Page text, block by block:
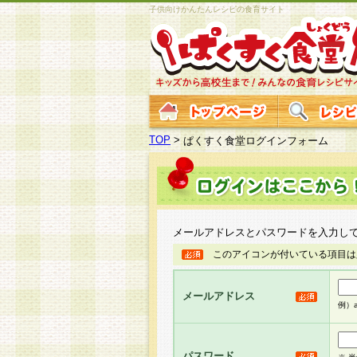
子供向けかんたんレシピの食育サイト
TOP >ぱくすく食堂ログインフォーム
メールアドレスとパスワードを入力し
このアイコンが付いている項目
メールアドレス
例）